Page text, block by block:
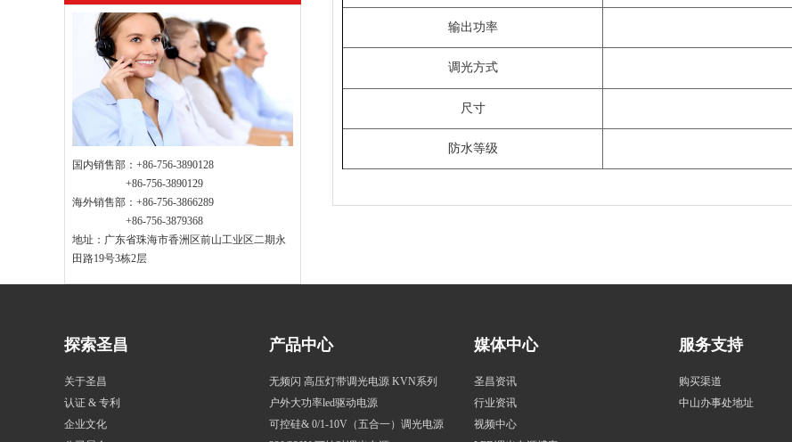
国内销售部：+86-756-3890128
+86-756-3890129
海外销售部：+86-756-3866289
+86-756-3879368
地址：广东省珠海市香洲区前山工业区二期永
田路19号3栋2层
输出功率
调光方式
尺寸
防水等级
探索圣昌
关于圣昌
认证 & 专利
企业文化
产品中心
无频闪 高压灯带调光电源 KVN系列
户外大功率led驱动电源
可控硅& 0/1-10V（五合一）调光电源
媒体中心
圣昌资讯
行业资讯
视频中心
服务支持
购买渠道
中山办事处地址